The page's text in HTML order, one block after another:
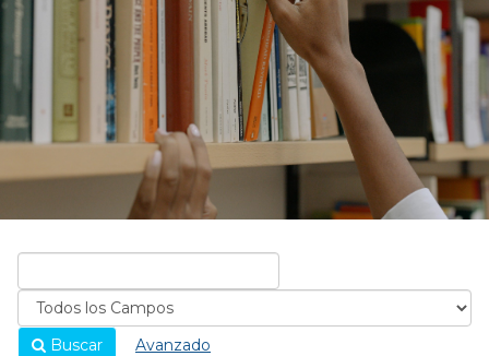
Buscar Avanzado